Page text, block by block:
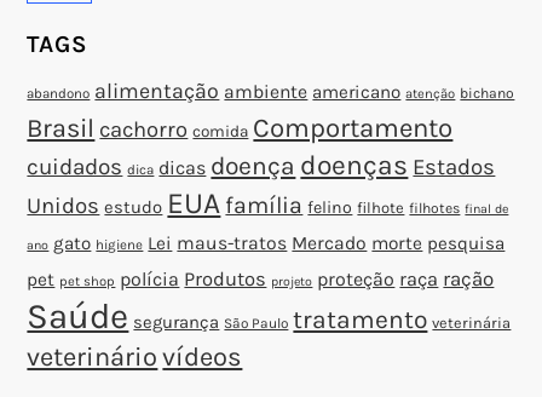
t
TAGS
abandono alimentação ambiente americano atenção bichano
Brasil cachorro comida Comportamento
cuidados dica dicas doença doenças Estados
Unidos estudo EUA família felino filhote filhotes final de
ano gato higiene Lei maus-tratos Mercado morte pesquisa
pet pet shop polícia Produtos projeto proteção raça ração
Saúde segurança São Paulo tratamento veterinária
veterinário vídeos